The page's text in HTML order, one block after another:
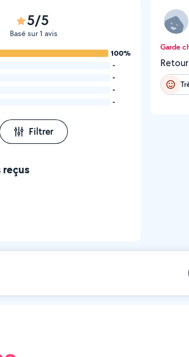
5/5
Basé sur 1 avis
100%
-
-
-
-
Filtrer
Garde